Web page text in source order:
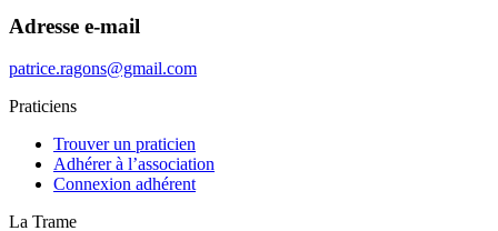
Adresse e-mail
patrice.ragons@gmail.com
Praticiens
Trouver un praticien
Adhérer à l’association
Connexion adhérent
La Trame